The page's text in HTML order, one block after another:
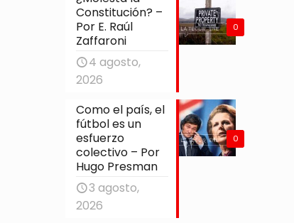
0
Constitución? –
Por E. Raúl
Zaffaroni
4 agosto,
2026
0
Como el país, el
fútbol es un
esfuerzo
colectivo – Por
Hugo Presman
3 agosto,
2026